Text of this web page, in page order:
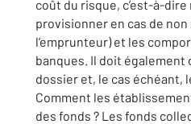
coût du risque, c’est-à-
provisionner en cas de
l’emprunteur) et les
banques. Il doit également
dossier et, le cas échéant,
Comment les
des fonds ? Les fonds